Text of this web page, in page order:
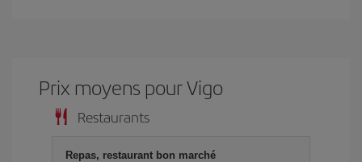
Prix ​​moyens pour Vigo
Restaurants
Repas, restaurant bon marché